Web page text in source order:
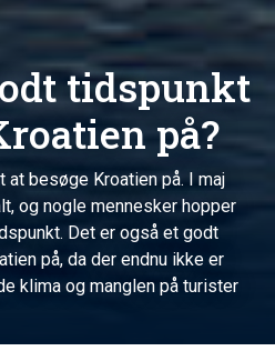
tidspunkt
på?
at besøge Kroatien på. I maj
og nogle mennesker hopper
Det er også et godt
på, da der endnu ikke er
klima og manglen på turister